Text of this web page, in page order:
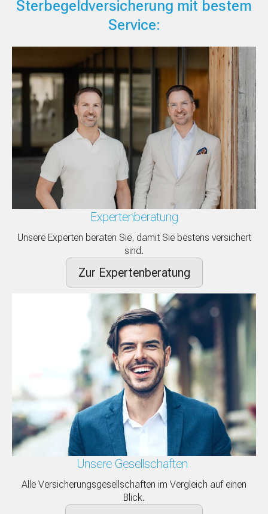
Sterbegeldversicherung mit bestem
Service:
Expertenberatung
Unsere Experten beraten Sie, damit Sie bestens versichert
sind.
Zur Expertenberatung
Unsere Gesellschaften
Alle Versicherungsgesellschaften im Vergleich auf einen
Blick.